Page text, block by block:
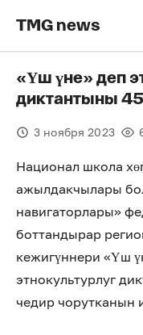
TMG news
«Үш үне» деп
диктантыны
3 ноября 2023
Национал школа
ажылдакчылары
навигаторлары»
боттандырар
кежигүннери «Үш
этнокультурлуг
чедир чорутканын